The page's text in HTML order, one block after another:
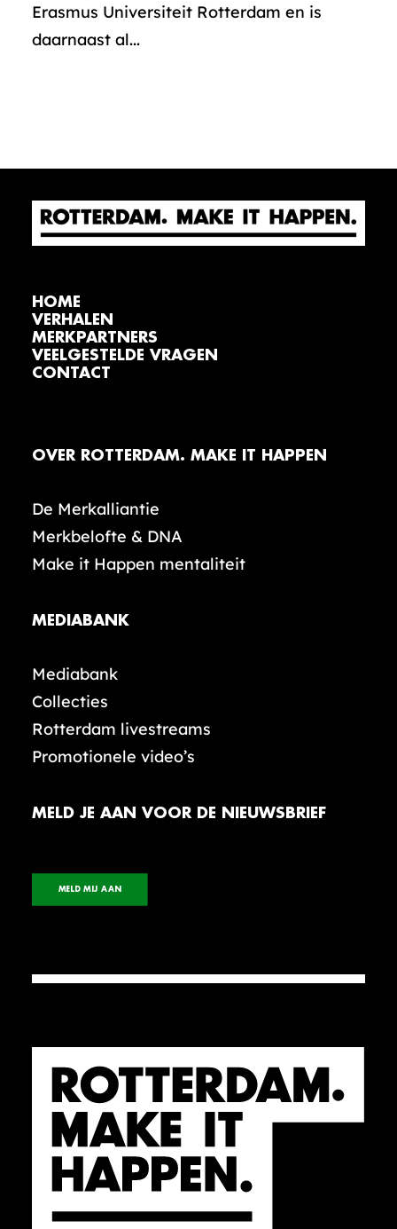
Erasmus Universiteit Rotterdam en is
daarnaast al...
HOME
VERHALEN
MERKPARTNERS
VEELGESTELDE VRAGEN
CONTACT
OVER ROTTERDAM. MAKE IT HAPPEN
De Merkalliantie
Merkbelofte & DNA
Make it Happen mentaliteit
MEDIABANK
Mediabank
Collecties
Rotterdam livestreams
Promotionele video’s
MELD JE AAN VOOR DE NIEUWSBRIEF
MELD MIJ AAN